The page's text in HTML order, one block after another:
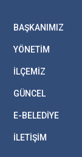
BAŞKANIMIZ
YÖNETİM
İLÇEMİZ
GÜNCEL
E-BELEDİYE
İLETİŞİM